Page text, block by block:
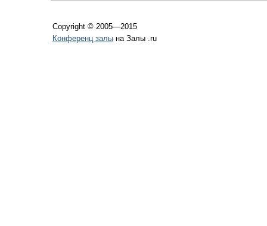
Copyright © 2005—2015
Конференц залына Залы .ru